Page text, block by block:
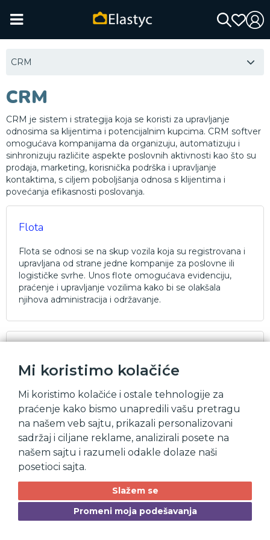
Mi koristimo kolačiće
Mi koristimo kolačiće i ostale tehnologije za
praćenje kako bismo unapredili vašu pretragu
na našem veb sajtu, prikazali personalizovani
sadržaj i ciljane reklame, analizirali posete na
našem sajtu i razumeli odakle dolaze naši
posetioci sajta.
Slažem se
Promeni moja podešavanja
CRM
CRM
CRM je sistem i strategija koja se koristi za upravljanje
odnosima sa klijentima i potencijalnim kupcima. CRM softver
omogućava kompanijama da organizuju, automatizuju i
sinhronizuju različite aspekte poslovnih aktivnosti kao što su
prodaja, marketing, korisnička podrška i upravljanje
kontaktima, s ciljem poboljšanja odnosa s klijentima i
povećanja efikasnosti poslovanja.
Flota
Flota se odnosi se na skup vozila koja su registrovana i
upravljana od strane jedne kompanije za poslovne ili
logističke svrhe. Unos flote omogućava evidenciju,
praćenje i upravljanje vozilima kako bi se olakšala
njihova administracija i održavanje.